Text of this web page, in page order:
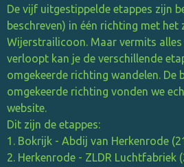
De vijf uitgestippelde etappes zijn
beschreven) in één richting met het
Wijerstrailicoon. Maar vermits
verloopt kan je de verschillende
omgekeerde richting wandelen. De
omgekeerde richting vonden we
website.
Dit zijn de etappes:
1. Bokrijk - Abdij van Herkenrode
2. Herkenrode - ZLDR Luchtfabriek